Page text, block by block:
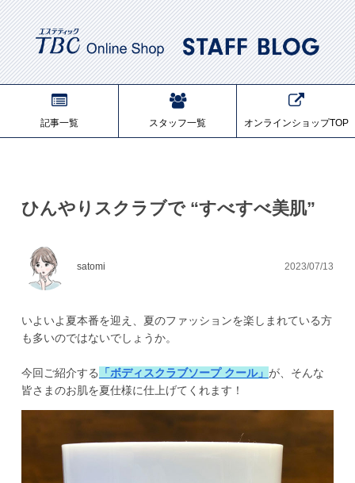
記事一覧 スタッフ一覧 オンラインショップTOP
ひんやりスクラブで “すべすべ美肌”
satomi 2023/07/13
いよいよ夏本番を迎え、夏のファッションを楽しまれている方
も多いのではないでしょうか。
今回ご紹介する 「ボディスクラブソープ クール」 が、そんな